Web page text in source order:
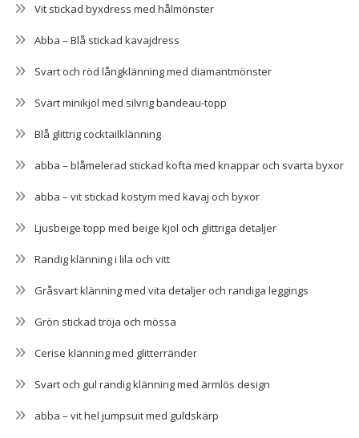
Vit stickad byxdress med hålmönster
Abba – Blå stickad kavajdress
Svart och röd långklänning med diamantmönster
Svart minikjol med silvrig bandeau-topp
Blå glittrig cocktailklänning
abba – blåmelerad stickad kofta med knappar och svarta byxor
abba – vit stickad kostym med kavaj och byxor
Ljusbeige topp med beige kjol och glittriga detaljer
Randig klänning i lila och vitt
Gråsvart klänning med vita detaljer och randiga leggings
Grön stickad tröja och mössa
Cerise klänning med glitterränder
Svart och gul randig klänning med ärmlös design
abba – vit hel jumpsuit med guldskärp